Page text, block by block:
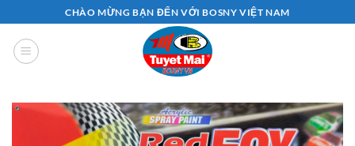
qua
nội
dung
CHÀO MỪNG BẠN ĐẾN VỚI BOSNY VIỆT NAM